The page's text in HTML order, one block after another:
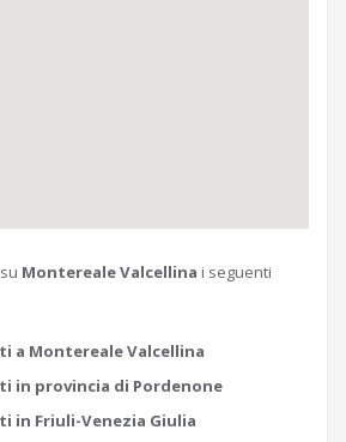
Montereale Valcellina i seguenti
a Montereale Valcellina
in provincia di Pordenone
in Friuli-Venezia Giulia